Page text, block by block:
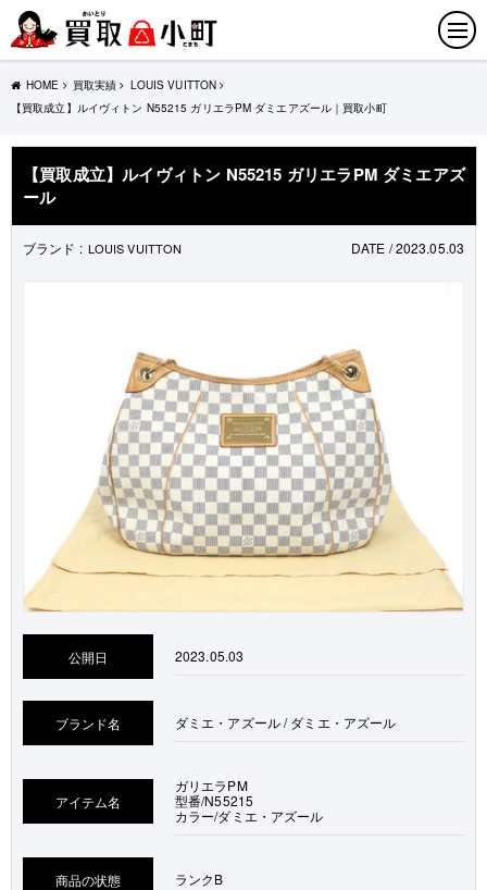
HOME 買取実績
LOUIS VUITTON
【買取成立】ルイヴィトン N55215 ガリエラPM ダミエアズール｜買取小町
【買取成立】ルイヴィトン N55215 ガリエラPM ダミエアズ
ール
ブランド : LOUIS VUITTON DATE / 2023.05.03
公開日 2023.05.03
ブランド名 ダミエ・アズール / ダミエ・アズール
アイテム名
ガリエラPM
型番/N55215
カラー/ダミエ・アズール
商品の状態 ランクB